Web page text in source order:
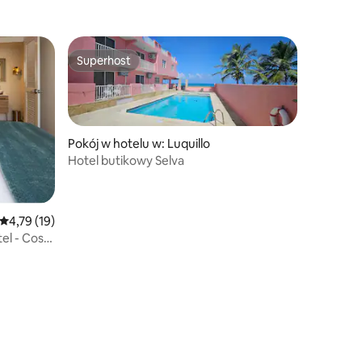
Średnia ocena: 4,79 na 5, liczba recenzji: 19
4,79 (19)
- Costa
Superhost
Superhost
Pokój w hotelu w: Luquillo
Hotel butikowy Selva